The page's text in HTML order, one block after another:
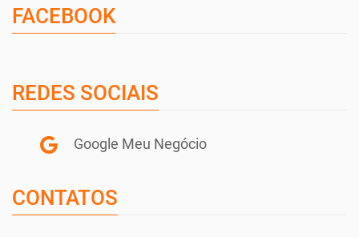
FACEBOOK
REDES SOCIAIS
Google Meu Negócio
CONTATOS